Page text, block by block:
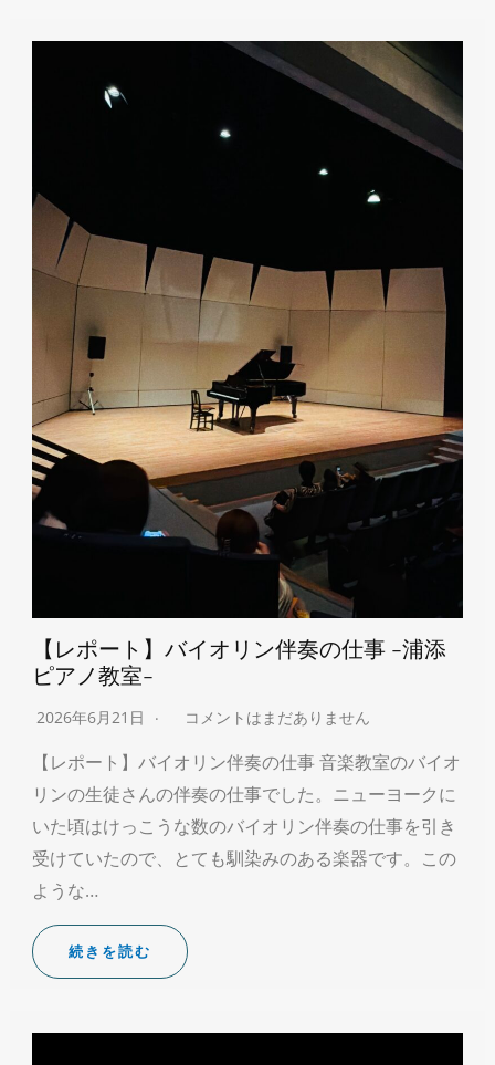
【レポート】バイオリン伴奏の仕事 -浦添
ピアノ教室-
2026年6月21日 コメントはまだありません
【レポート】バイオリン伴奏の仕事 音楽教室のバイオ
リンの生徒さんの伴奏の仕事でした。ニューヨークに
いた頃はけっこうな数のバイオリン伴奏の仕事を引き
受けていたので、とても馴染みのある楽器です。この
ような…
続きを読む